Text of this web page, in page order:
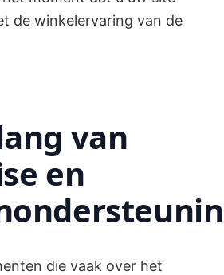
de winkelervaring van de
van
en
die vaak over het